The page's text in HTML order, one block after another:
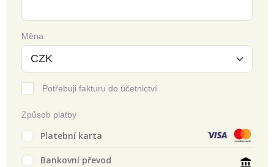
Měna
Potřebuji fakturu do účetnictví
Způsob platby
Platební karta
Bankovní převod